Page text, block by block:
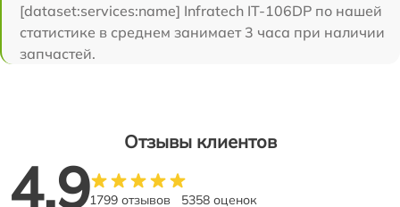
[dataset:services:name] Infratech IT-106DP по нашей
статистике в среднем занимает 3 часа при наличии
запчастей.
Отзывы клиентов
4.91799 отзывов 5358 оценок